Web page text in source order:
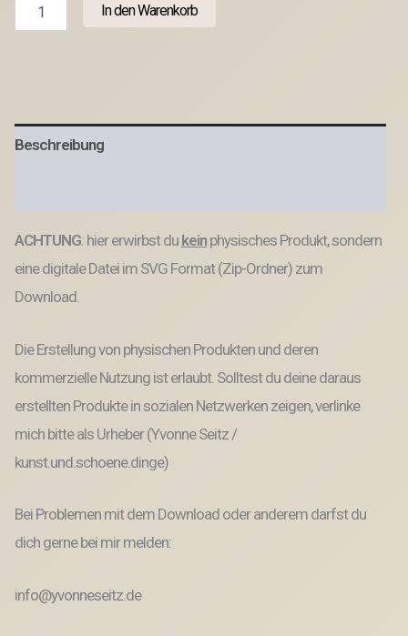
Menge
In den Warenkorb
Beschreibung
ACHTUNG: hier erwirbst du kein physisches Produkt, sondern
eine digitale Datei im SVG Format (Zip-Ordner) zum
Download.
Die Erstellung von physischen Produkten und deren
kommerzielle Nutzung ist erlaubt. Solltest du deine daraus
erstellten Produkte in sozialen Netzwerken zeigen, verlinke
mich bitte als Urheber (Yvonne Seitz /
kunst.und.schoene.dinge)
Bei Problemen mit dem Download oder anderem darfst du
dich gerne bei mir melden:
info@yvonneseitz.de